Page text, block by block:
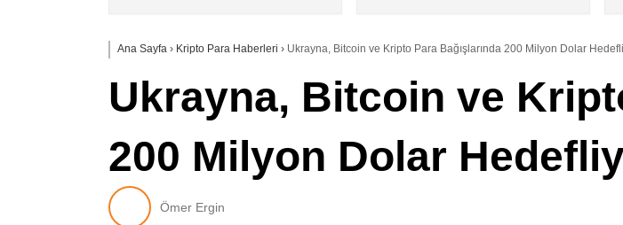
Ana Sayfa › Kripto Para Haberleri › Ukrayna, Bitcoin ve Kripto Para Bağışlarında 200 Milyon Dolar
Ukrayna, Bitcoin ve
200 Milyon Dolar
Ömer Ergin